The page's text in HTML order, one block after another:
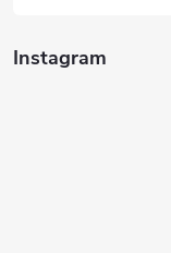
Instagram